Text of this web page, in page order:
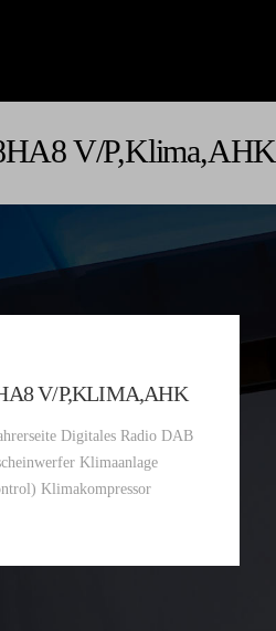
V/P,Klima,AHK
V/P,KLIMA,AHK
Digitales Radio DAB
Klimaanlage
Klimakompressor